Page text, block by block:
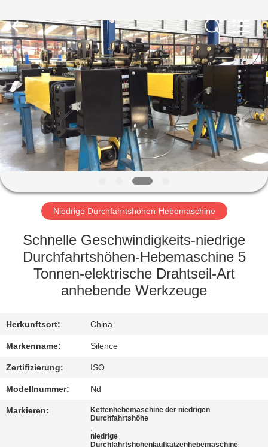
HAUS
PRODUKTE
ÜBER
UNS
FABRIK-
AUSFLUG
QUALITÄTSKONTROLLE
TRETEN
MIT
UNS
IN
VERBINDUNG
Co.,
Ltd..
All
Rights
Reserved.
Niedrige Durchfahrtshöhen-Hebemaschine
Schnelle Geschwindigkeits-niedrige
Durchfahrtshöhen-Hebemaschine 5
Tonnen-elektrische Drahtseil-Art
anhebende Werkzeuge
Herkunftsort: China
Markenname: Silence
Zertifizierung: ISO
Modellnummer: Nd
Markieren:
Kettenhebemaschine der niedrigen
Durchfahrtshöhe
,
niedrige
Durchfahrtshöhenlaufkatzenhebemaschine